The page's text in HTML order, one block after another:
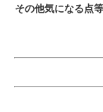
その他気になる点